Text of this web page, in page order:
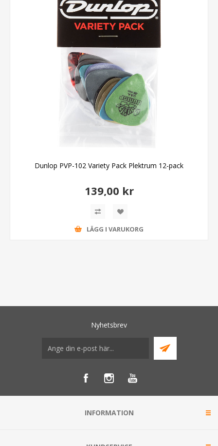
Dunlop PVP-102 Variety Pack Plektrum 12-pack
139,00 kr
LÄGG I VARUKORG
Nyhetsbrev
INFORMATION